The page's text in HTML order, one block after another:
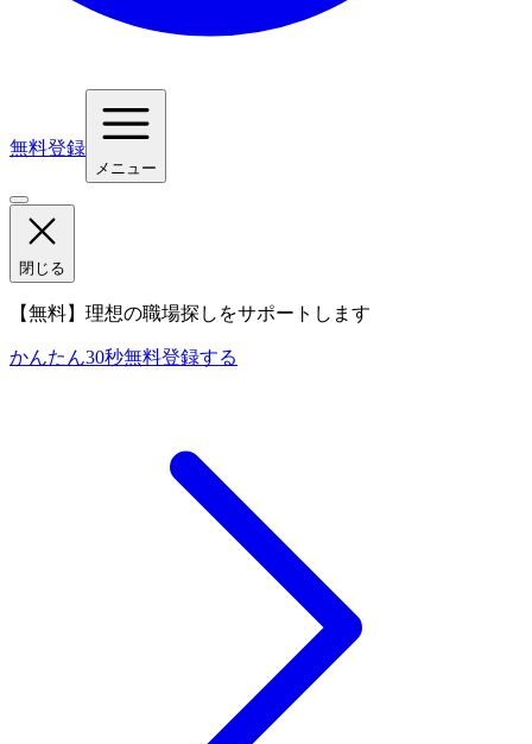
無料登録
メニュー
閉じる
【無料】理想の職場探しをサポートします
かんたん30秒無料登録する